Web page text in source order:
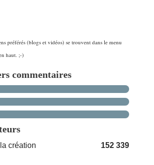
préférés (blogs et vidéos) se trouvent dans le menu
haut. ;-)
commentaires
création 152 339